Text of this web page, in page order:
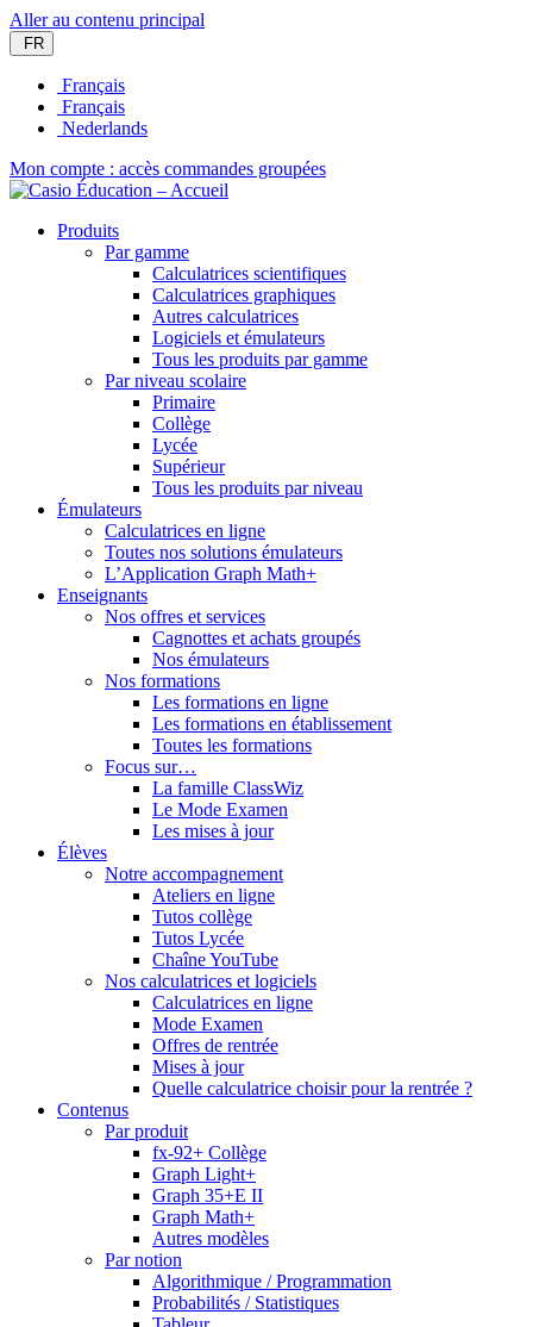
Aller au contenu principal
FR
Français
Français
Nederlands
Mon compte : accès commandes groupées
Produits
Par gamme
Calculatrices scientifiques
Calculatrices graphiques
Autres calculatrices
Logiciels et émulateurs
Tous les produits par gamme
Par niveau scolaire
Primaire
Collège
Lycée
Supérieur
Tous les produits par niveau
Émulateurs
Calculatrices en ligne
Toutes nos solutions émulateurs
L’Application Graph Math+
Enseignants
Nos offres et services
Cagnottes et achats groupés
Nos émulateurs
Nos formations
Les formations en ligne
Les formations en établissement
Toutes les formations
Focus sur…
La famille ClassWiz
Le Mode Examen
Les mises à jour
Élèves
Notre accompagnement
Ateliers en ligne
Tutos collège
Tutos Lycée
Chaîne YouTube
Nos calculatrices et logiciels
Calculatrices en ligne
Mode Examen
Offres de rentrée
Mises à jour
Quelle calculatrice choisir pour la rentrée ?
Contenus
Par produit
fx-92+ Collège
Graph Light+
Graph 35+E II
Graph Math+
Autres modèles
Par notion
Algorithmique / Programmation
Probabilités / Statistiques